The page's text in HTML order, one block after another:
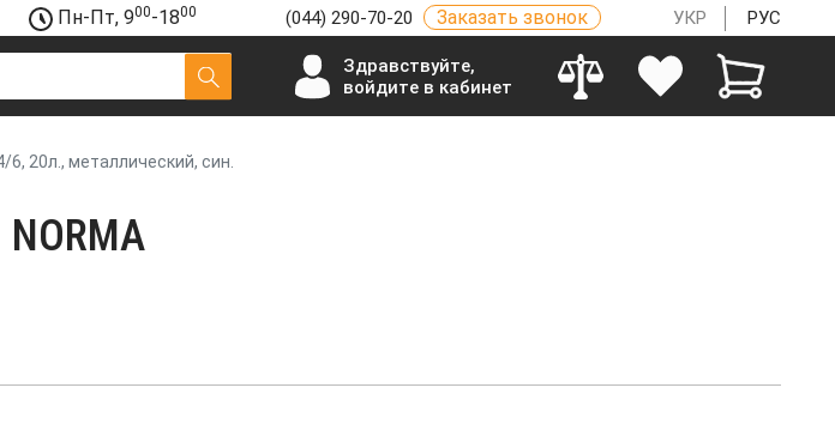
Пн-Пт, 900-1800 (044) 290-70-20 Заказать звонок УКР РУС
Здравствуйте,
войдите в кабинет
6, 20л., металлический, син.